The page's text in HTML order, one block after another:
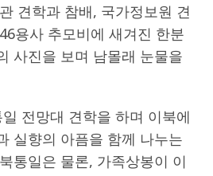
견학과 참배, 국가정보원 견
용사 추모비에 새겨진 한분
사진을 보며 남몰래 눈물을
전망대 견학을 하며 이북에
실향의 아픔을 함께 나누는
통일은 물론, 가족상봉이 이